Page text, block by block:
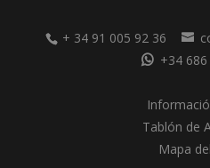
+ 34 91 005 92 36
+34
Tablón de
Mapa